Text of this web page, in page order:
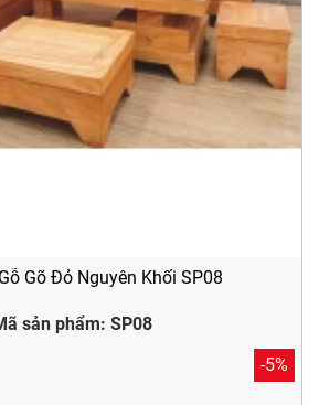
Gõ Đỏ Nguyên Khối SP08
sản phẩm: SP08
-5%